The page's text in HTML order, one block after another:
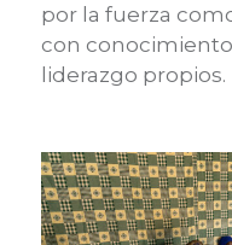
por la fuerza
con
liderazgo propios.